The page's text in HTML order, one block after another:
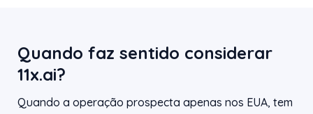
Quando faz sentido considerar
11x.ai?
Quando a operação prospecta apenas nos EUA, tem